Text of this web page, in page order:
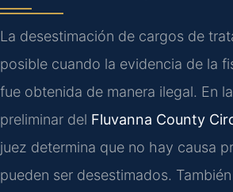
La desestimación de cargos de
posible cuando la evidencia de la
fue obtenida de manera ilegal. En
preliminar del Fluvanna County
juez determina que no hay causa
pueden ser desestimados.